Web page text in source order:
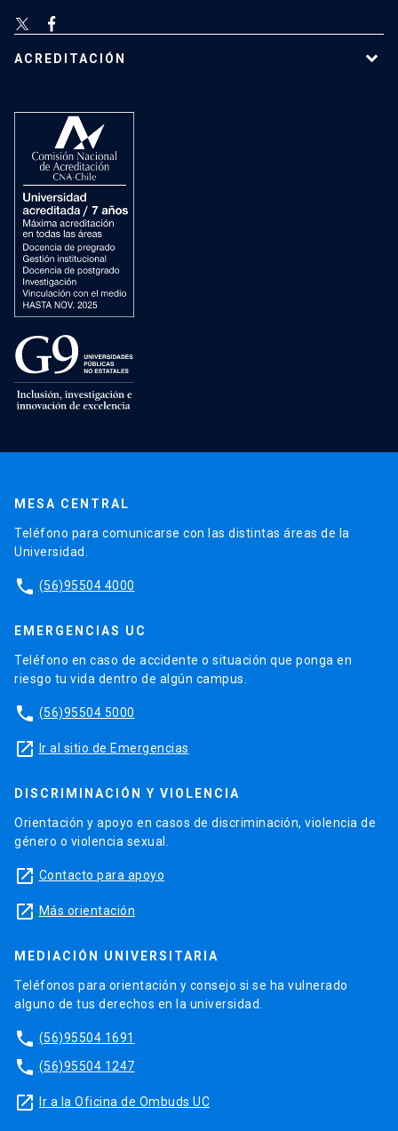
ACREDITACIÓN
MESA CENTRAL
Teléfono para comunicarse con las distintas áreas de la
Universidad.
phone (56)95504 4000
EMERGENCIAS UC
Teléfono en caso de accidente o situación que ponga en
riesgo tu vida dentro de algún campus.
phone (56)95504 5000
launch Ir al sitio de Emergencias
DISCRIMINACIÓN Y VIOLENCIA
Orientación y apoyo en casos de discriminación, violencia de
género o violencia sexual.
launch Contacto para apoyo
launch Más orientación
MEDIACIÓN UNIVERSITARIA
Teléfonos para orientación y consejo si se ha vulnerado
alguno de tus derechos en la universidad.
phone (56)95504 1691
phone (56)95504 1247
launch Ir a la Oficina de Ombuds UC